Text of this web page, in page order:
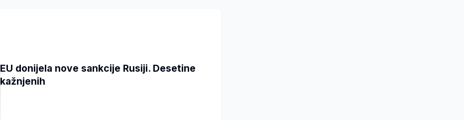
EU donijela nove sankcije Rusiji. Desetine
kažnjenih